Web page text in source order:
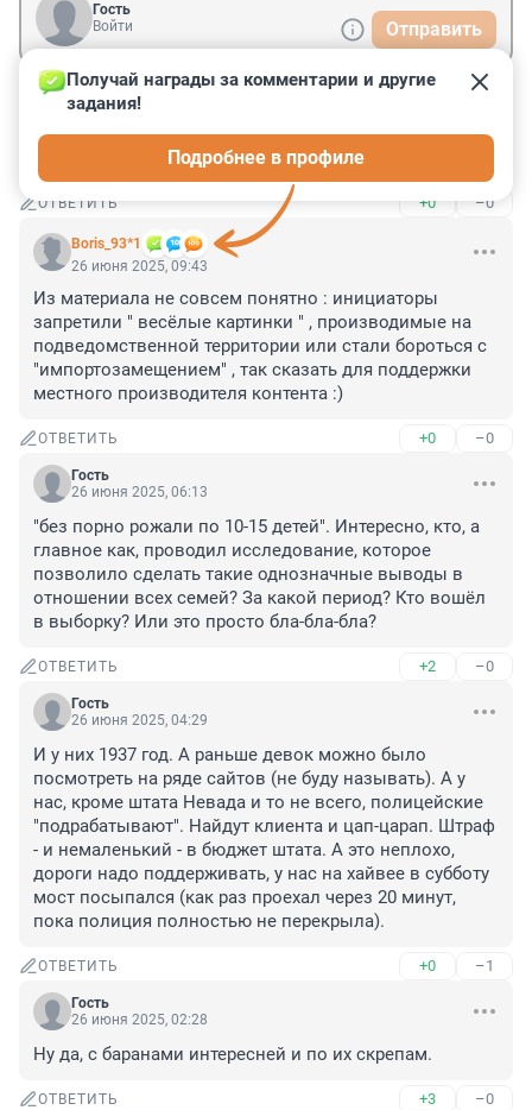
Гость
Войти
Отправить
Гость
Штиафы есть сейчас или нет кто то можно сказат
ОТВЕТИТЬ +0 –0
Boris_93*1
Получай награды за комментарии и другие
задания!
Подробнее в профиле
26 июня 2025, 09:43
Из материала не совсем понятно : инициаторы
запретили " весёлые картинки " , производимые на
подведомственной территории или стали бороться с
"импортозамещением" , так сказать для поддержки
местного производителя контента :)
ОТВЕТИТЬ +0 –0
Гость
26 июня 2025, 06:13
"без порно рожали по 10-15 детей". Интересно, кто, а
главное как, проводил исследование, которое
позволило сделать такие однозначные выводы в
отношении всех семей? За какой период? Кто вошёл
в выборку? Или это просто бла-бла-бла?
ОТВЕТИТЬ +2 –0
Гость
26 июня 2025, 04:29
И у них 1937 год. А раньше девок можно было
посмотреть на ряде сайтов (не буду называть). А у
нас, кроме штата Невада и то не всего, полицейские
"подрабатывают". Найдут клиента и цап-царап. Штраф
- и немаленький - в бюджет штата. А это неплохо,
дороги надо поддерживать, у нас на хайвее в субботу
мост посыпался (как раз проехал через 20 минут,
пока полиция полностью не перекрыла).
ОТВЕТИТЬ +0 –1
Гость
26 июня 2025, 02:28
Ну да, с баранами интересней и по их скрепам.
ОТВЕТИТЬ +3 –0